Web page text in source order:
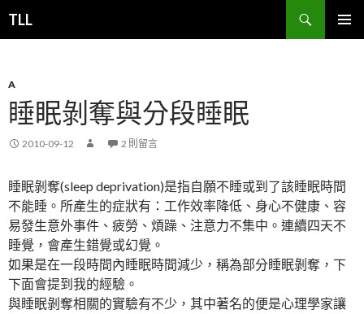
TLL
尋
要
內
容
A
睡眠剝奪與分段睡眠
2010-09-12 2 則留言
睡眠剝奪(sleep deprivation)是指自願不睡或到了該睡眠時間
不能睡。所產生的症狀有：工作效率降低、身心不健康、容
易發生意外事件、疲勞、煩躁、注意力不集中。連續四天不
睡覺，會產生錯覺或幻覺。
如果是在一段時間內睡眠時間減少，稱為部分睡眠剝奪，下
下面會提到我的經驗。
與睡眠剝奪相關的實驗有不少，其中著名的便是心理學家讓